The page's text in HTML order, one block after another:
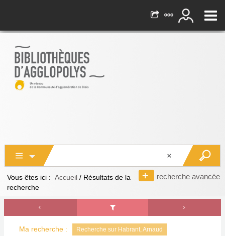
recherche avancée
Vous êtes ici : Accueil / Résultats de la
recherche
Ma recherche : Recherche sur Habrant, Arnaud